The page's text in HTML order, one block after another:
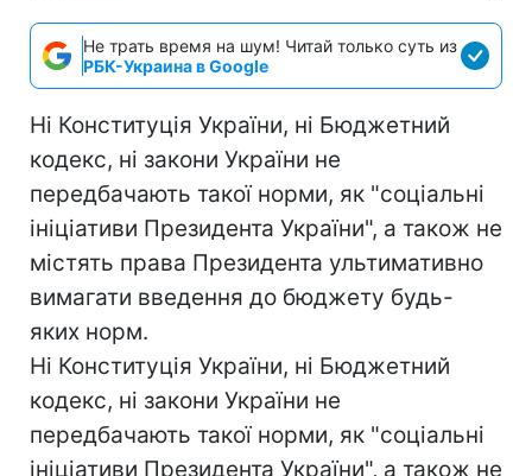
Не трать время на шум! Читай только суть из
РБК-Украина в Google
Ні Конституція України, ні Бюджетний
кодекс, ні закони України не
передбачають такої норми, як "соціальні
ініціативи Президента України", а також не
містять права Президента ультимативно
вимагати введення до бюджету будь-
яких норм.
Ні Конституція України, ні Бюджетний
кодекс, ні закони України не
передбачають такої норми, як "соціальні
ініціативи Президента України", а також не